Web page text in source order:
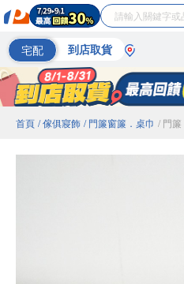
宅配 到店取貨
首頁 / 傢俱寢飾 / 門簾窗簾．桌巾 / 門簾